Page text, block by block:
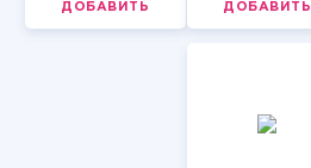
ДОБАВИТЬ ДОБАВИТЬ